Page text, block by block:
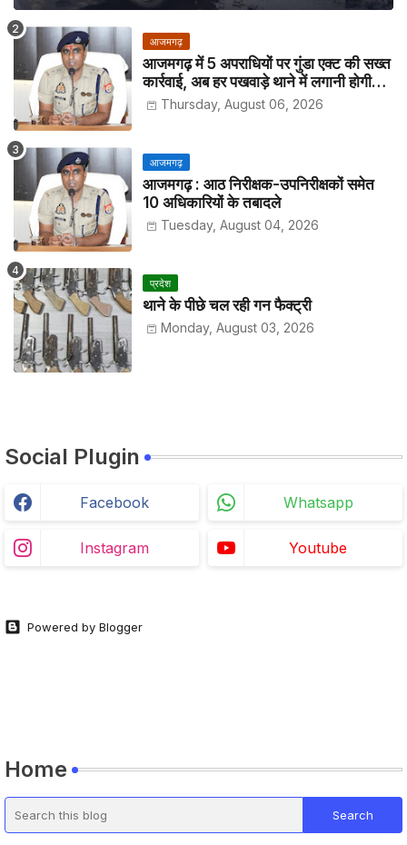
आजमगढ़
आजमगढ़ में 5 अपराधियों पर गुंडा एक्ट की सख्त
कार्रवाई, अब हर पखवाड़े थाने में लगानी होगी
हाजिरीThursday, August 06, 2026
आजमगढ़
आजमगढ़ : आठ निरीक्षक-उपनिरीक्षकों समेत
10 अधिकारियों के तबादले
Tuesday, August 04, 2026
प्रदेश
थाने के पीछे चल रही गन फैक्ट्री
Monday, August 03, 2026
Social Plugin
Facebook Whatsapp
Instagram Youtube
Powered by Blogger
Home